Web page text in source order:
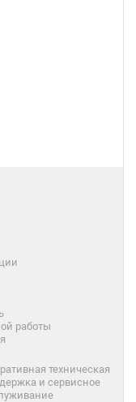
работы
техническая
и сервисное